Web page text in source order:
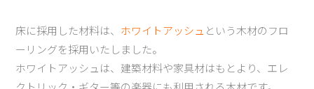
床に採用した材料は、 ホワイトアッシュ という木材のフロ
ーリングを採用いたしました。
ホワイトアッシュは、建築材料や家具材はもとより、エレ